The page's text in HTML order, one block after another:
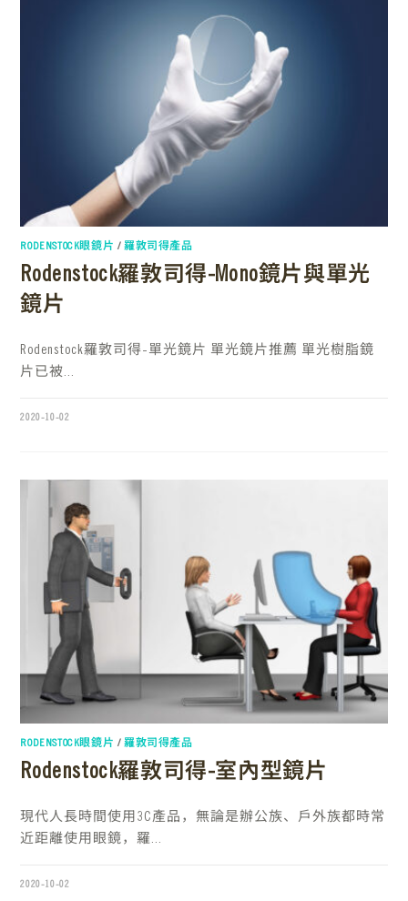
RODENSTOCK眼鏡片 /羅敦司得產品
Rodenstock羅敦司得-Mono鏡片與單光
鏡片
Rodenstock羅敦司得-單光鏡片 單光鏡片推薦 單光樹脂鏡
片已被...
2020-10-02
RODENSTOCK眼鏡片 /羅敦司得產品
Rodenstock羅敦司得-室內型鏡片
現代人長時間使用3C產品，無論是辦公族、戶外族都時常
近距離使用眼鏡，羅...
2020-10-02